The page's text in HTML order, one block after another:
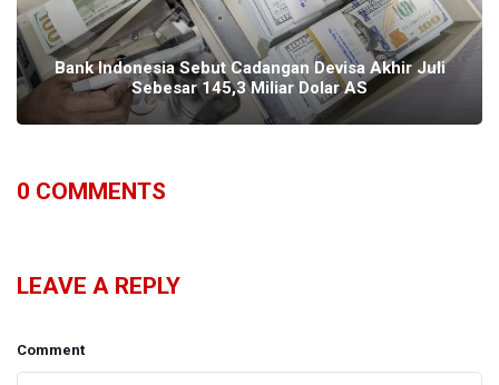
Bank Indonesia Sebut Cadangan Devisa Akhir Juli
Sebesar 145,3 Miliar Dolar AS
0 COMMENTS
LEAVE A REPLY
Comment